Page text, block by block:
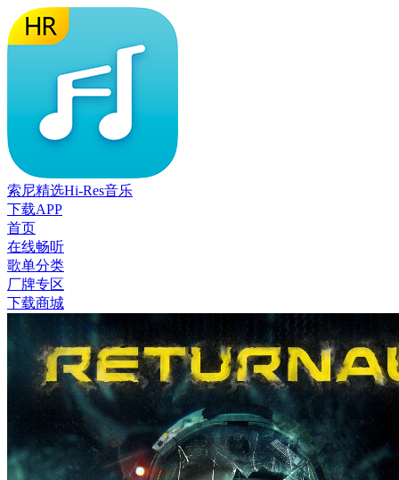
索尼精选Hi-Res音乐
下载APP
首页
在线畅听
歌单分类
厂牌专区
下载商城